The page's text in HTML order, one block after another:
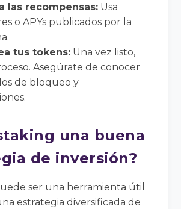
las recompensas: Usa
o APYs publicados por la
tus tokens: Una vez listo,
Asegúrate de conocer
de bloqueo y
una buena
de inversión?
ser una herramienta útil
estrategia diversificada de